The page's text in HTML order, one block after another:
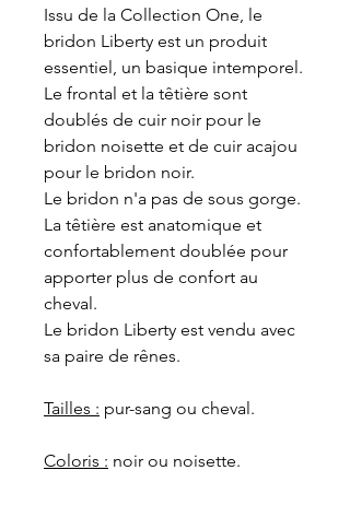
Issu de la Collection One, le
bridon Liberty est un produit
essentiel, un basique intemporel.
Le frontal et la têtière sont
doublés de cuir noir pour le
bridon noisette et de cuir acajou
pour le bridon noir.
Le bridon n'a pas de sous gorge.
La têtière est anatomique et
confortablement doublée pour
apporter plus de confort au
cheval.
Le bridon Liberty est vendu avec
sa paire de rênes.
Tailles : pur-sang ou cheval.
Coloris : noir ou noisette.